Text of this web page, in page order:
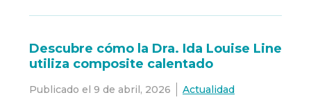
Descubre cómo la Dra. Ida Louise Line
utiliza composite calentado
Publicado el 9 de abril, 2026 Actualidad